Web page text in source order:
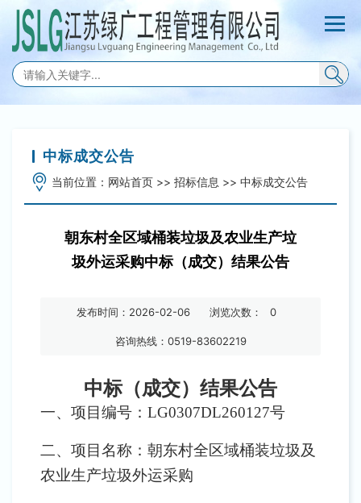
中标成交公告
当前位置： 网站首页 >> 招标信息 >> 中标成交公告
朝东村全区域桶装垃圾及农业生产垃
圾外运采购中标（成交）结果公告
发布时间：2026-02-06 浏览次数： 0
咨询热线：0519-83602219
中标（成交）结果公告
一、项目编号： LG0307DL260127号
二、项目名称：朝东村全区域桶装垃圾及
农业生产垃圾外运采购